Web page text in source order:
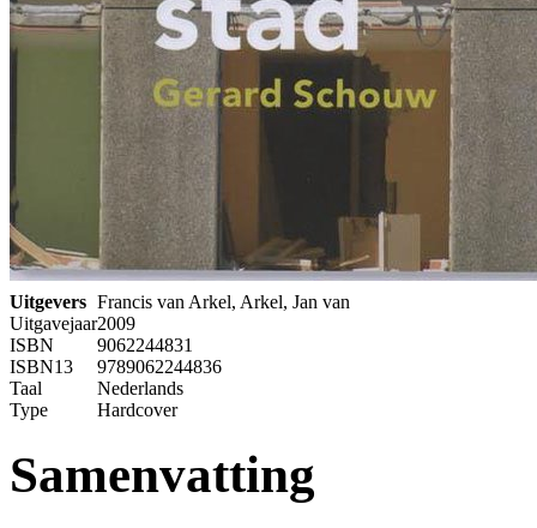
Uitgevers Francis van Arkel, Arkel, Jan van
Uitgavejaar2009
ISBN
9062244831
ISBN13
9789062244836
Taal
Nederlands
Type
Hardcover
Samenvatting